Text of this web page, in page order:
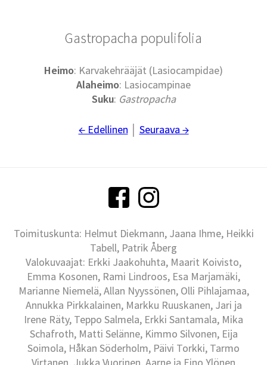
Gastropacha populifolia
Heimo: Karvakehrääjät (Lasiocampidae)
Alaheimo: Lasiocampinae
Suku: Gastropacha
← Edellinen Seuraava →
Toimituskunta: Helmut Diekmann, Jaana Ihme, Heikki
Tabell, Patrik Åberg
Valokuvaajat: Erkki Jaakohuhta, Maarit Koivisto,
Emma Kosonen, Rami Lindroos, Esa Marjamäki,
Marianne Niemelä, Allan Nyyssönen, Olli Pihlajamaa,
Annukka Pirkkalainen, Markku Ruuskanen, Jari ja
Irene Räty, Teppo Salmela, Erkki Santamala, Mika
Schafroth, Matti Selänne, Kimmo Silvonen, Eija
Soimola, Håkan Söderholm, Päivi Torkki, Tarmo